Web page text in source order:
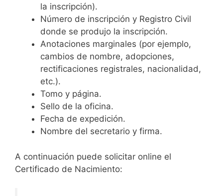
la inscripción).
Número de inscripción y Registro Civil
donde se produjo la inscripción.
Anotaciones marginales (por ejemplo,
cambios de nombre, adopciones,
rectificaciones registrales, nacionalidad,
etc.).
Tomo y página.
Sello de la oficina.
Fecha de expedición.
Nombre del secretario y firma.
A continuación puede solicitar online el
Certificado de Nacimiento: